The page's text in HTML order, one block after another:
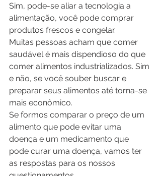
Sim, pode-se aliar a tecnologia a
alimentação, você pode comprar
produtos frescos e congelar.
Muitas pessoas acham que comer
saudável é mais dispendioso do que
comer alimentos industrializados. Sim
e não, se você souber buscar e
preparar seus alimentos até torna-se
mais econômico.
Se formos comparar o preço de um
alimento que pode evitar uma
doença e um medicamento que
pode curar uma doença, vamos ter
as respostas para os nossos